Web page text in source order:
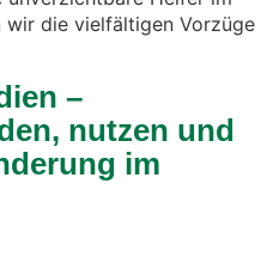
wir die vielfältigen Vorzüge
–
nutzen und
im